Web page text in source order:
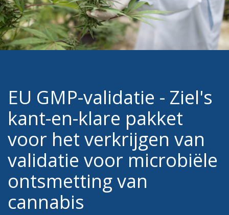
EU GMP-validatie - Ziel's
kant-en-klare pakket
voor het verkrijgen van
validatie voor microbiële
ontsmetting van
cannabis